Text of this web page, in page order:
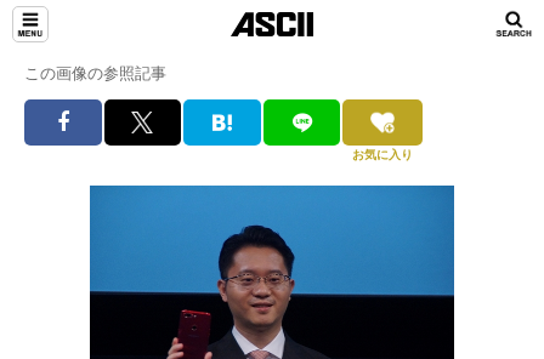
この画像の参照記事
お気に入り